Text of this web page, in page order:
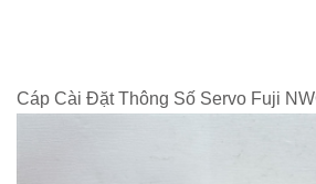
Cáp Cài Đặt Thông Số Servo Fuji